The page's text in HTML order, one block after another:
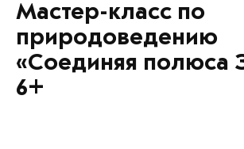
Мастер-класс по
природоведению
«Соединяя полюса
6+